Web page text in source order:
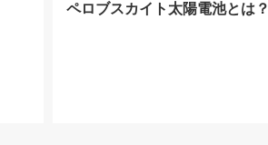
ペロブスカイト太陽電池とは？